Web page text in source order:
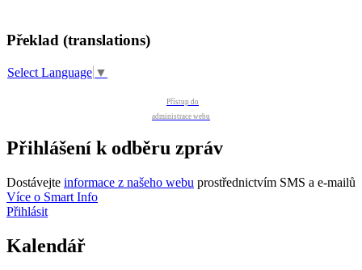
Překlad (translations)
Select Language ▼
Přístup do
administrace webu
Přihlášení k odběru zpráv
Dostávejte informace z našeho webu prostřednictvím SMS a e-mailů
Více o Smart Info
Přihlásit
Kalendář